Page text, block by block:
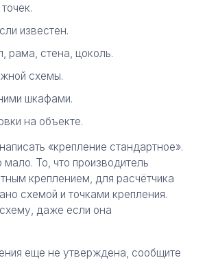
известен.
рама, стена, цоколь.
схемы.
шкафами.
на объекте.
«крепление стандартное».
мало. То, что производитель
креплением, для расчётчика
схемой и точками крепления.
даже если она
еще не утверждена, сообщите